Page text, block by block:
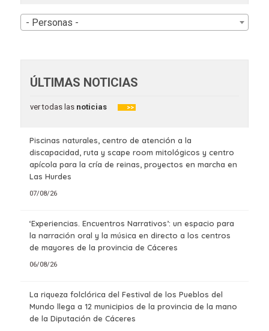
- Personas -
ÚLTIMAS NOTICIAS
ver todas lasnoticias >>
Piscinas naturales, centro de atención a la
discapacidad, ruta y scape room mitológicos y centro
apícola para la cría de reinas, proyectos en marcha en
Las Hurdes
07/08/26
‘Experiencias. Encuentros Narrativos’: un espacio para
la narración oral y la música en directo a los centros
de mayores de la provincia de Cáceres
06/08/26
La riqueza folclórica del Festival de los Pueblos del
Mundo llega a 12 municipios de la provincia de la mano
de la Diputación de Cáceres